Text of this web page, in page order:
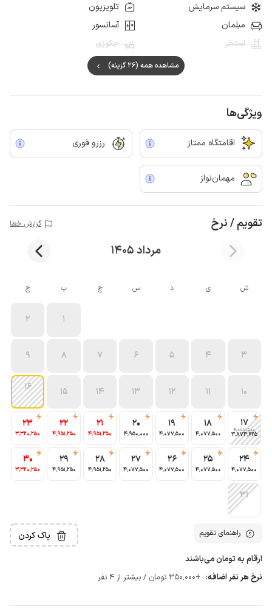
سیستم سرمایش
تلویزیون
مبلمان
آسانسور
استخر
جکوزی
مشاهده همه (26 گزینه)
ویژگی‌ها
اقامتگاه ممتاز رزرو فوری
مهمان‌نواز
تقویم / نرخ گزارش خطا
مرداد 1405
ش ی د س چ پ ج
1
2
3
4
5
6
7
8
9
10
11
12
13
14
15
16
17
4٬077٬500
3٬873٬625
18
4٬077٬500
19
4٬077٬500
20
4٬950٬000
21
4٬951٬250
22
4٬951٬250
23
3٬320٬250
24
4٬077٬500
25
4٬077٬500
26
4٬077٬500
27
4٬077٬500
28
4٬951٬250
29
4٬951٬250
30
3٬320٬250
31
راهنمای تقویم پاک کردن
ارقام به تومان می‌باشند
نرخ هر نفر اضافه: +350٬000 تومان / بیشتر از 4 نفر